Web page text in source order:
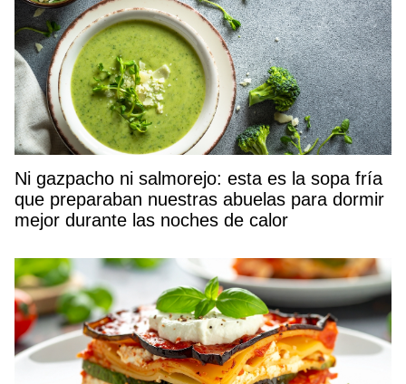
Ni gazpacho ni salmorejo: esta es la sopa fría
que preparaban nuestras abuelas para dormir
mejor durante las noches de calor